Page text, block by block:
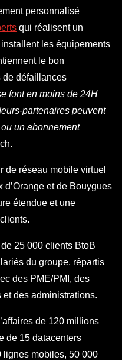
personnalisé
qui réalisent un
les équipements
le bon
de défaillances
font en moins de 24H
partenaires peuvent
un abonnement
de réseau mobile virtuel
d’Orange et de Bouygues
étendue et une
25 000 clients BtoB
du groupe, répartis
des PME/PMI, des
des administrations.
de 120 millions
de 15 datacenters
lignes mobiles, 50 000